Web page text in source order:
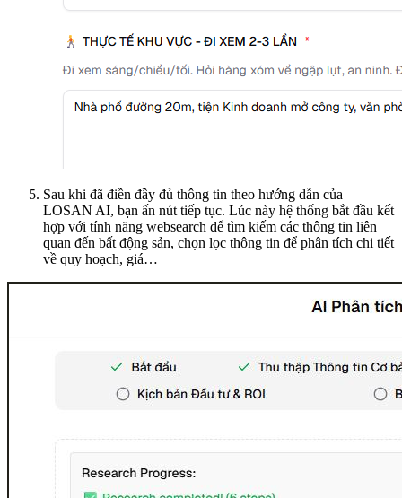
Sau khi đã điền đầy đủ thông tin theo hướng dẫn của
LOSAN AI, bạn ấn nút tiếp tục. Lúc này hệ thống bắt đầu kết
hợp với tính năng websearch để tìm kiếm các thông tin liên
quan đến bất động sản, chọn lọc thông tin để phân tích chi tiết
về quy hoạch, giá…